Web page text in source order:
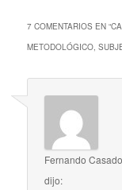
7 COMENTARIOS EN “
METODOLÓGICO,
Fernando
dijo: